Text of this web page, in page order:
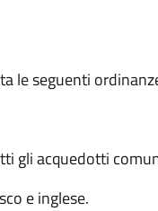
le seguenti
gli acquedotti
e inglese.